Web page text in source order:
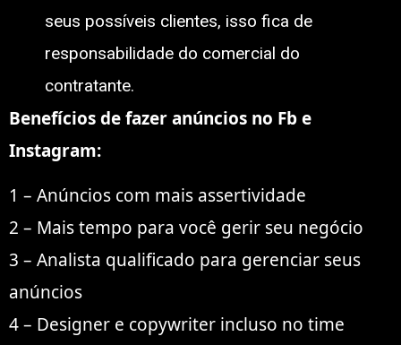
seus possíveis clientes, isso fica de
responsabilidade do comercial do
contratante.
Benefícios de fazer anúncios no Fb e
Instagram:
1 – Anúncios com mais assertividade
2 – Mais tempo para você gerir seu negócio
3 – Analista qualificado para gerenciar seus
anúncios
4 – Designer e copywriter incluso no time